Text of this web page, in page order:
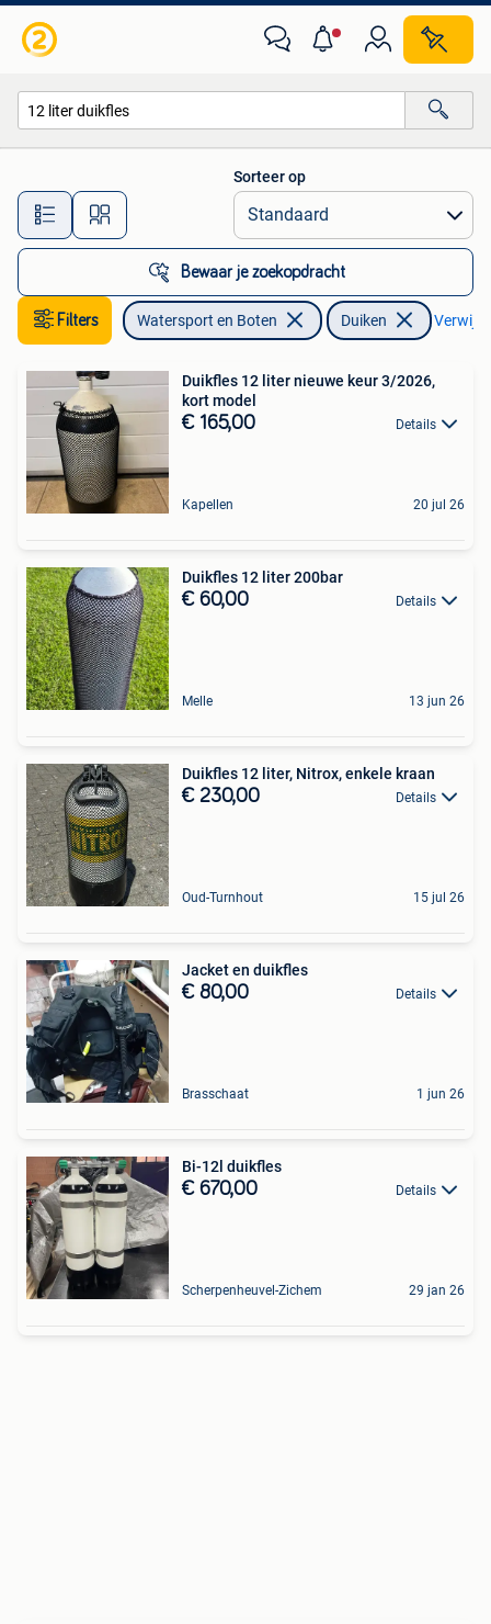
Alle afstanden…
Sorteer op
Bewaar je zoekopdracht
Filters Watersport en Boten Duiken
Duikfles 12 liter nieuwe keur 3/2026,
kort model
€ 165,00 Details
Kapellen 20 jul 26
Duikfles 12 liter 200bar
€ 60,00 Details
Melle 13 jun 26
Duikfles 12 liter, Nitrox, enkele kraan
€ 230,00 Details
Oud-Turnhout 15 jul 26
Jacket en duikfles
€ 80,00 Details
Brasschaat 1 jun 26
Bi-12l duikfles
€ 670,00 Details
Scherpenheuvel-Zichem 29 jan 26